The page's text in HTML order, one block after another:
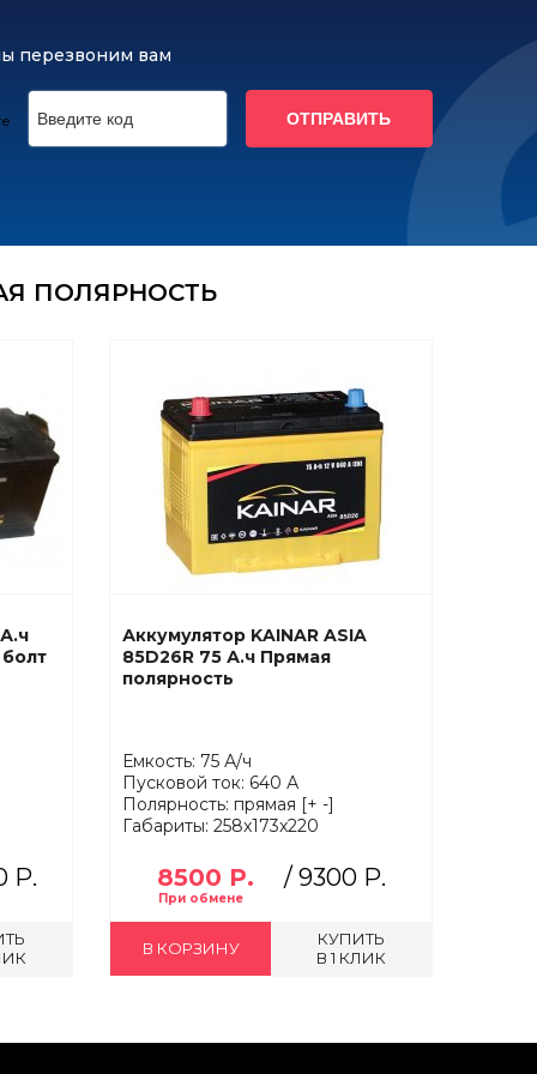
перезвоним вам
ОТПРАВИТЬ
ПОЛЯРНОСТЬ
Р.
Аккумулятор KAINAR ASIA
85D26R 75 А.ч Прямая
полярность
Емкость: 75 А/ч
Пусковой ток: 640 А
Полярность: прямая [+ -]
Габариты: 258x173x220
8500 Р. / 9300 Р.
В КОРЗИНУ
КУПИТЬ
В 1 КЛИК